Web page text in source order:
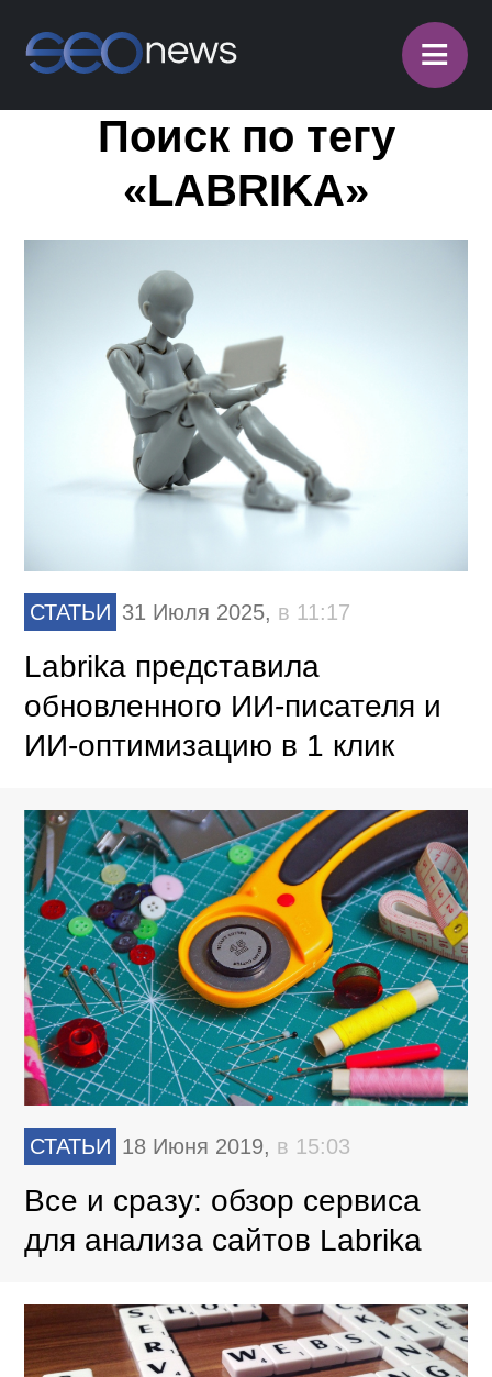
≡
Поиск по тегу
«LABRIKA»
СТАТЬИ 31 Июля 2025, в 11:17
Labrika представила
обновленного ИИ-писателя и
ИИ-оптимизацию в 1 клик
СТАТЬИ 18 Июня 2019, в 15:03
Все и сразу: обзор сервиса
для анализа сайтов Labrika